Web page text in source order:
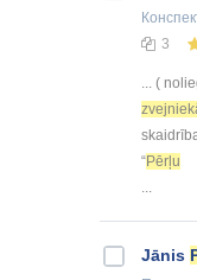
3
... (
“Pērļu
Jānis